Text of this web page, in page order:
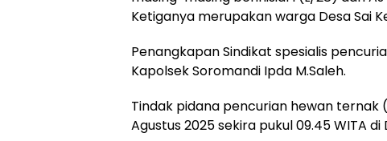
Ketiganya merupakan warga Desa Sai
Penangkapan Sindikat spesialis
Kapolsek Soromandi Ipda M.Saleh.
Tindak pidana pencurian hewan
Agustus 2025 sekira pukul 09.45 WITA di